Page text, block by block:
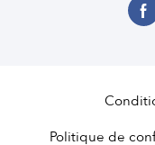
Politique de